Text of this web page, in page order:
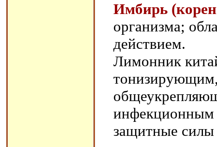
Имбирь
организма;
действием.
Лимонник
инфекционным
защитные силы